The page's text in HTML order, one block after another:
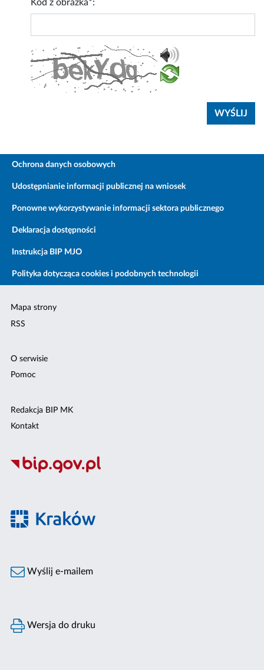
Kod z obrazka*:
Ochrona danych osobowych
Udostępnianie informacji publicznej na wniosek
Ponowne wykorzystywanie informacji sektora publicznego
Deklaracja dostępności
Instrukcja BIP MJO
Polityka dotycząca cookies i podobnych technologii
Mapa strony
RSS
O serwisie
Pomoc
Redakcja BIP MK
Kontakt
Wyślij e-mailem
Wersja do druku